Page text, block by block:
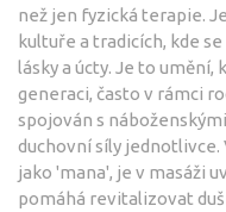
než jen fyzická terapie.
kultuře a tradicích, kde
lásky a úcty. Je to umění,
generaci, často v rámci
spojován s
duchovní síly jednotlivce.
jako 'mana', je v masáži
pomáhá revitalizovat